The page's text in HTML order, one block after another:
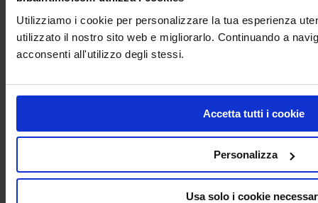
Utilizziamo i cookie per personalizzare la tua esperienza
utilizzato il nostro sito web e migliorarlo. Continuando a
acconsenti all'utilizzo degli stessi.
Accetta tutti i cookie
Personalizza
Usa solo i cookie
Dal 24 Dicembre al 06 Gennaio è attivo
Sconti!
Le spedizioni riprenderanno giovedì 09 Gennaio 2026
Il Negozio Biba Intimo Milano
chiude dal 24 Dicembre 2025 e riapre l’08 Gennaio